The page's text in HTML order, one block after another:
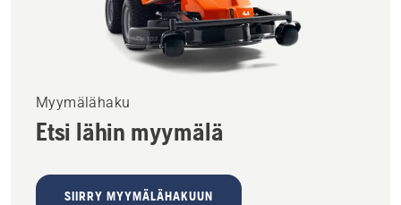
Myymälähaku
Etsi lähin myymälä
SIIRRY MYYMÄLÄHAKUUN